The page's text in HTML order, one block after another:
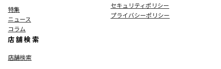
特集
ニュース
コラム
店舗検索
店舗検索
セキュリティポリシー
プライバシーポリシー